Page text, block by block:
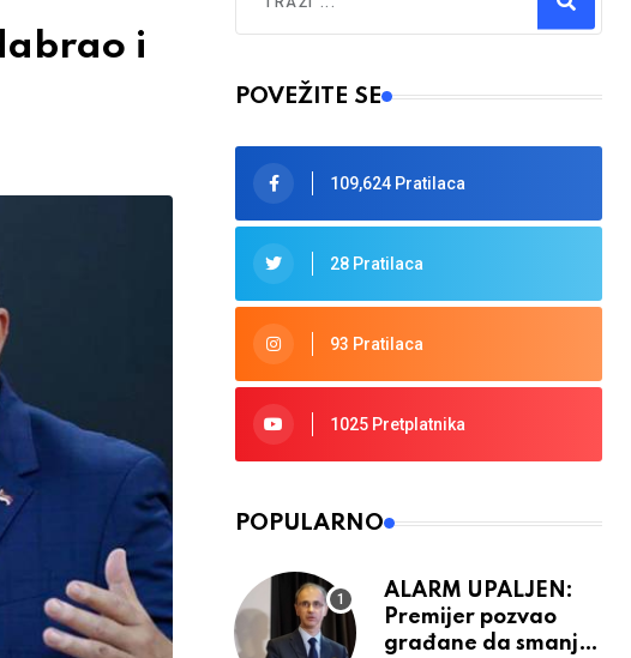
i
Type 2 or more characters for results.
POVEŽITE SE
109,624 Pratilaca
28 Pratilaca
93 Pratilaca
1025 Pretplatnika
POPULARNO
ALARM UPALJEN:
Premijer pozvao
građane da smanje